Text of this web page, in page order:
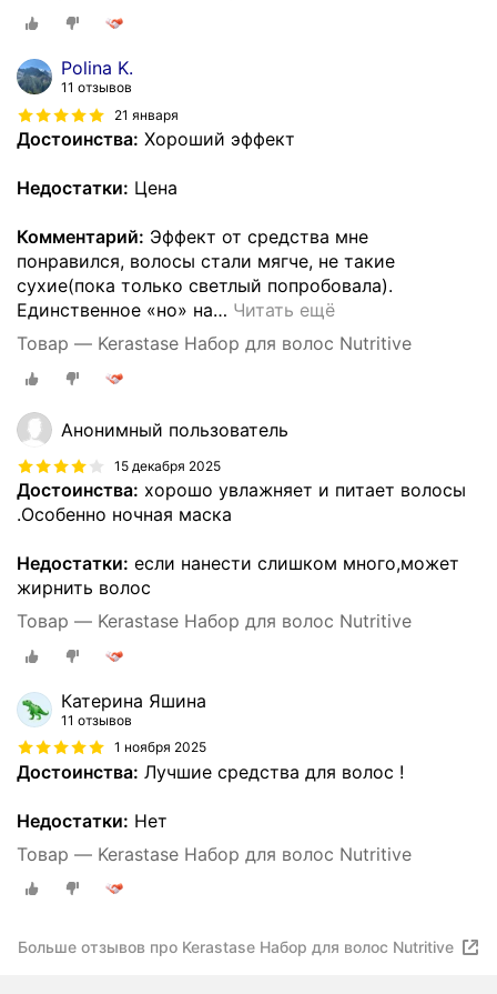
Polina K.
11 отзывов
21 января
Достоинства: Хороший эффект
Недостатки: Цена
Комментарий: Эффект от средства мне
понравился, волосы стали мягче, не такие
сухие(пока только светлый попробовала).
Единственное «но» на… Читать ещё
Товар — Kerastase Набор для волос Nutritive
Анонимный пользователь
15 декабря 2025
Достоинства: хорошо увлажняет и питает волосы
.Особенно ночная маска
Недостатки: если нанести слишком много,может
жирнить волос
Товар — Kerastase Набор для волос Nutritive
Катерина Яшина
11 отзывов
1 ноября 2025
Достоинства: Лучшие средства для волос !
Недостатки: Нет
Товар — Kerastase Набор для волос Nutritive
Больше отзывов про Kerastase Набор для волос Nutritive